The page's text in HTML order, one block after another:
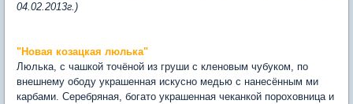
04.02.2013г.)
"Новая козацкая люлька"
Люлька, с чашкой точёной из груши с кленовым чубуком, по
внешнему ободу украшенная искусно медью с нанесённым ми
карбами. Серебряная, богато украшенная чеканкой пороховница и